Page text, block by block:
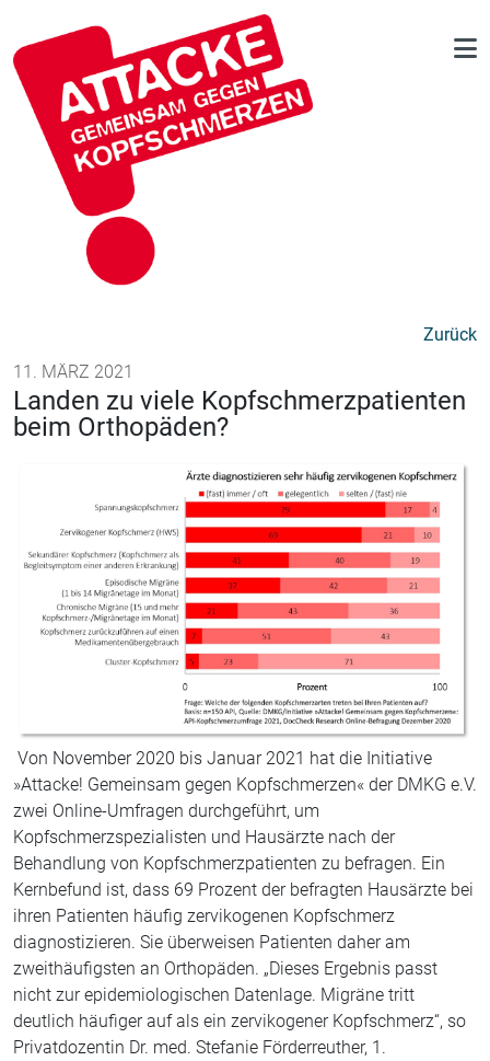
Zurück
11. MÄRZ 2021
Landen zu viele Kopfschmerzpatienten
beim Orthopäden?
Von November 2020 bis Januar 2021 hat die Initiative
»Attacke! Gemeinsam gegen Kopfschmerzen« der DMKG e.V.
zwei Online-Umfragen durchgeführt, um
Kopfschmerzspezialisten und Hausärzte nach der
Behandlung von Kopfschmerzpatienten zu befragen. Ein
Kernbefund ist, dass 69 Prozent der befragten Hausärzte bei
ihren Patienten häufig zervikogenen Kopfschmerz
diagnostizieren. Sie überweisen Patienten daher am
zweithäufigsten an Orthopäden. „Dieses Ergebnis passt
nicht zur epidemiologischen Datenlage. Migräne tritt
deutlich häufiger auf als ein zervikogener Kopfschmerz“, so
Privatdozentin Dr. med. Stefanie Förderreuther, 1.